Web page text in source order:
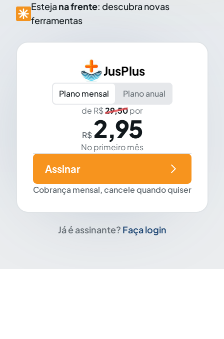
Esteja na frente: descubra novas
ferramentas
JusPlus
Plano mensal
Plano anual
de R$29,50por
R$ 2,95
No primeiro mês
Cobrança mensal, cancele quando quiser
Assinar
Já é assinante? Faça login